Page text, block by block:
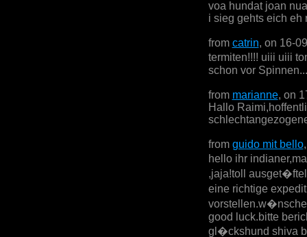
voa hundat joan
i sieg gehts eich eh
from catrin, on 16-
termiten!!!! uiii uiii
schon vor
from marianne, on
Hallo
from guido mit bello
hello ihr
,jaja!toll
eine richtige
good luck.bitte
gl�ckshund shiva